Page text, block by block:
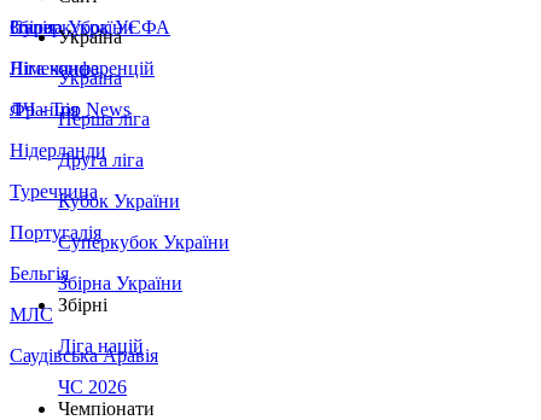
Збірна України
Італія
Німеччина
Франція
Нідерланди
Туреччина
Португалія
Бельгія
МЛС
Саудівська Аравія
Суперкубок УЄФА
Ліга конференцій
ЛЧ - Top News
Україна
Україна
Перша ліга
Друга ліга
Кубок України
Суперкубок України
Збірна України
Збірні
Ліга націй
ЧС 2026
Чемпіонати